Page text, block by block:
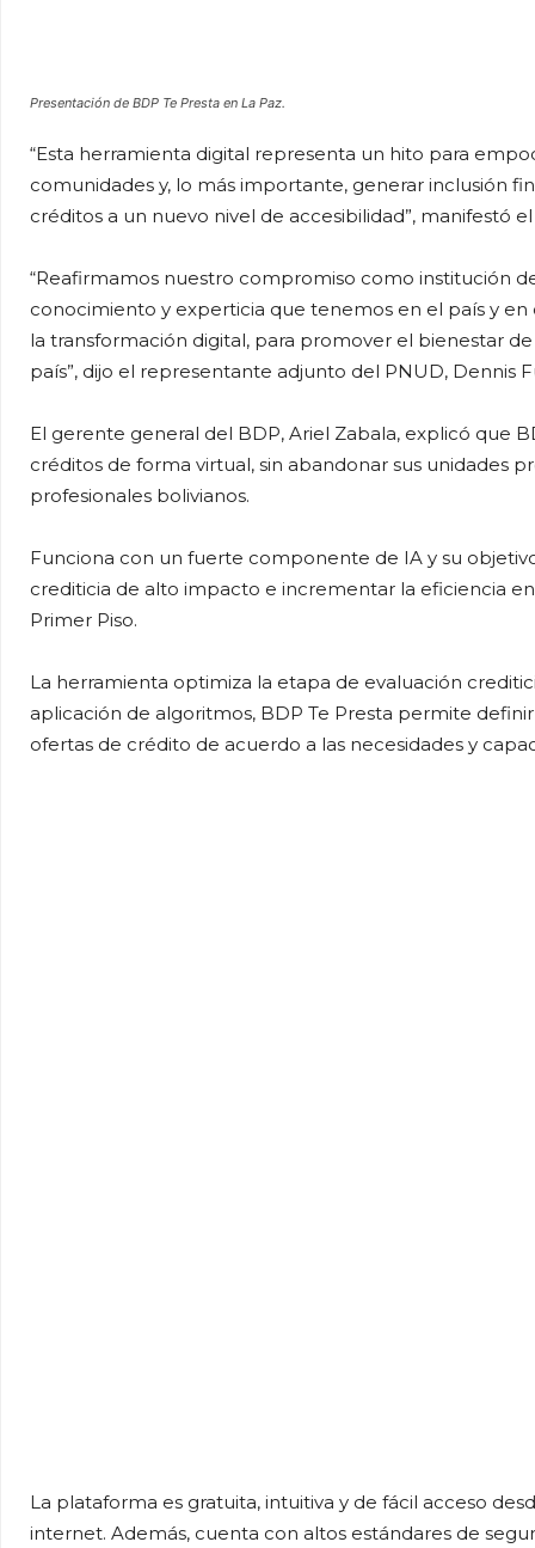
Presentación de BDP Te Presta en La Paz.
“Esta herramienta digital representa un hito para
comunidades y, lo más importante, generar inclusión
créditos a un nuevo nivel de accesibilidad”, manifestó
“Reafirmamos nuestro compromiso como institución
conocimiento y experticia que tenemos en el país y
la transformación digital, para promover el bienestar
país”, dijo el representante adjunto del PNUD, Dennis
El gerente general del BDP, Ariel Zabala, explicó que
créditos de forma virtual, sin abandonar sus unidades
profesionales bolivianos.
Funciona con un fuerte componente de IA y su
crediticia de alto impacto e incrementar la eficiencia
Primer Piso.
La herramienta optimiza la etapa de evaluación
aplicación de algoritmos, BDP Te Presta permite
ofertas de crédito de acuerdo a las necesidades y
La plataforma es gratuita, intuitiva y de fácil acceso
internet. Además, cuenta con altos estándares de